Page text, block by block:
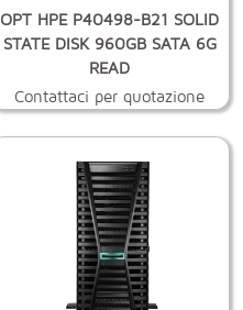
OPT HPE P40498-B21 SOLID
STATE DISK 960GB SATA 6G
READ
Contattaci per quotazione